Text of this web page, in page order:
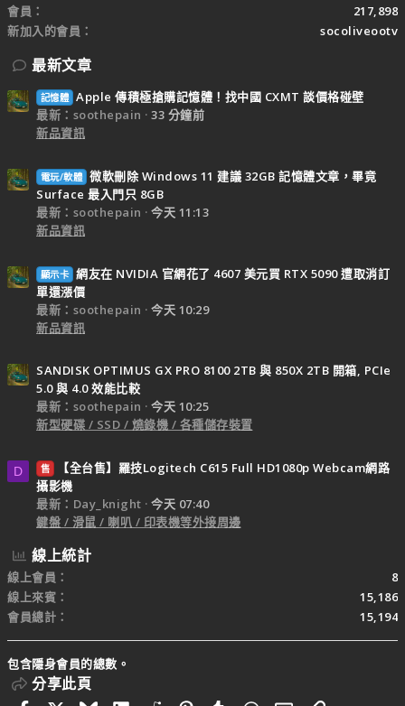
會員
217,898
新加入的會員
socoliveootv
最新文章
記憶體 Apple 傳積極搶購記憶體！找中國 CXMT 談價格碰壁
最新：soothepain
33 分鐘前
新品資訊
電玩/軟體 微軟刪除 Windows 11 建議 32GB 記憶體文章，畢竟
Surface 最入門只 8GB
最新：soothepain
今天 11:13
新品資訊
顯示卡 網友在 NVIDIA 官網花了 4607 美元買 RTX 5090 遭取消訂
單還漲價
最新：soothepain
今天 10:29
新品資訊
SANDISK OPTIMUS GX PRO 8100 2TB 與 850X 2TB 開箱, PCIe
5.0 與 4.0 效能比較
最新：soothepain
今天 10:25
新型硬碟 / SSD / 燒錄機 / 各種儲存裝置
D 售
【全台售】羅技Logitech C615 Full HD1080p Webcam網路
攝影機
最新：Day_knight
今天 07:40
鍵盤 / 滑鼠 / 喇叭 / 印表機等外接周邊
線上統計
線上會員
8
線上來賓
15,186
會員總計
15,194
包含隱身會員的總數。
分享此頁